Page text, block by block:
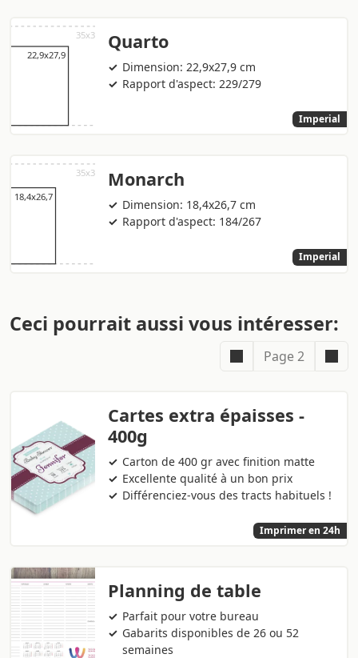
Quarto
Dimension: 22,9x27,9 cm
Rapport d'aspect: 229/279
Imperial
Monarch
Dimension: 18,4x26,7 cm
Rapport d'aspect: 184/267
Imperial
Ceci pourrait aussi vous intéresser:
Page 2
Cartes extra épaisses -
400g
Carton de 400 gr avec finition matte
Excellente qualité à un bon prix
Différenciez-vous des tracts habituels !
Imprimer en 24h
Planning de table
Parfait pour votre bureau
Gabarits disponibles de 26 ou 52
semaines